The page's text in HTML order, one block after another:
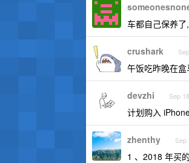
车都自己保养
crushark
午饭吃昨晚在
devzhi Sep
计划购入
zhenthy Sep
1 、2018 年买